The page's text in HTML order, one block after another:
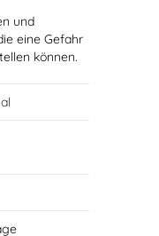
und
eine Gefahr
können.